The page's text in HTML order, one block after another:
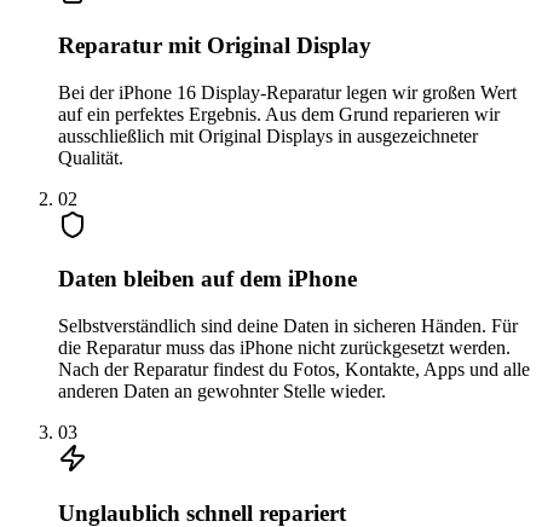
Reparatur mit Original Display
Bei der iPhone 16 Display-Reparatur legen wir großen Wert
auf ein perfektes Ergebnis. Aus dem Grund reparieren wir
ausschließlich mit Original Displays in ausgezeichneter
Qualität.
02
Daten bleiben auf dem iPhone
Selbstverständlich sind deine Daten in sicheren Händen. Für
die Reparatur muss das iPhone nicht zurückgesetzt werden.
Nach der Reparatur findest du Fotos, Kontakte, Apps und alle
anderen Daten an gewohnter Stelle wieder.
03
Unglaublich schnell repariert